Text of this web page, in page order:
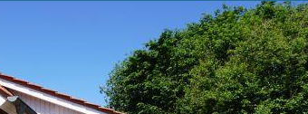
Narkose
Schwein
Rind
Pferde